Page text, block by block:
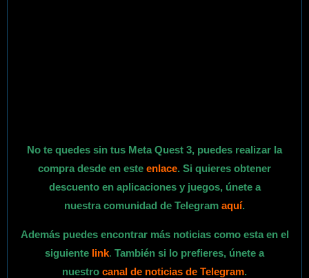
No te quedes sin tus Meta Quest 3, puedes realizar la
compra desde en este enlace. Si quieres obtener
descuento en aplicaciones y juegos, únete a
nuestra comunidad de Telegram aquí.
Además puedes encontrar más noticias como esta en el
siguiente link. También si lo prefieres, únete a
nuestro canal de noticias de Telegram.